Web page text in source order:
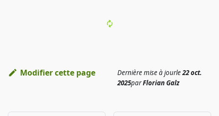
Modifier cette page Dernière mise à jourle22 oct.
2025parFlorian Galz